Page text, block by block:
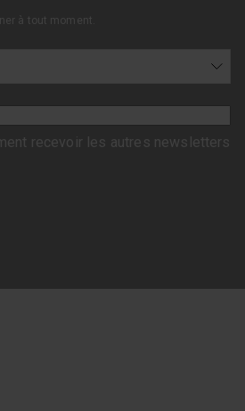
à tout moment.
recevoir les autres newsletters